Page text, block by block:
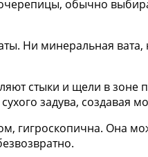
обычно
Ни минеральная
стыки и щели в зоне
задува,
гигроскопична. Она